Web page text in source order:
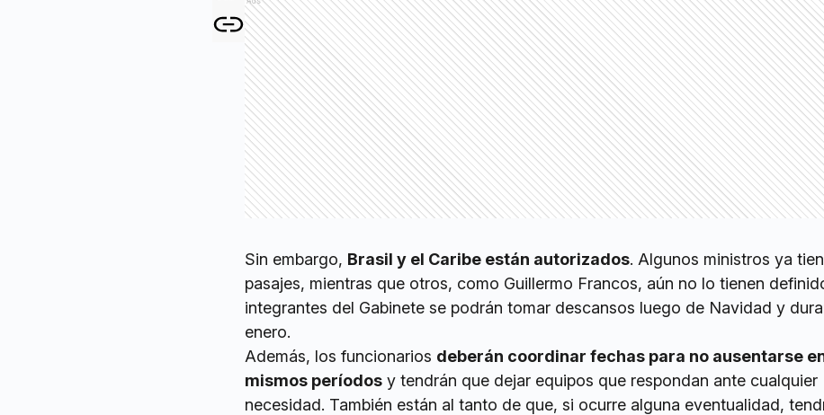
Sin embargo, Brasil y el Caribe están autorizados. Algunos ministros ya
pasajes, mientras que otros, como Guillermo Francos, aún no lo tienen
integrantes del Gabinete se podrán tomar descansos luego de Navidad y
enero.
Además, los funcionarios deberán coordinar fechas para no ausentarse
mismos períodos y tendrán que dejar equipos que respondan ante cualquier
necesidad. También están al tanto de que, si ocurre alguna eventualidad,